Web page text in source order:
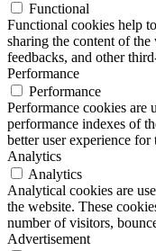
Functional
Functional cookies help
sharing the content of
feedbacks, and other
Performance
Performance
Performance cookies are
performance indexes of
better user experience for
Analytics
Analytics
Analytical cookies are
the website. These
number of visitors,
Advertisement